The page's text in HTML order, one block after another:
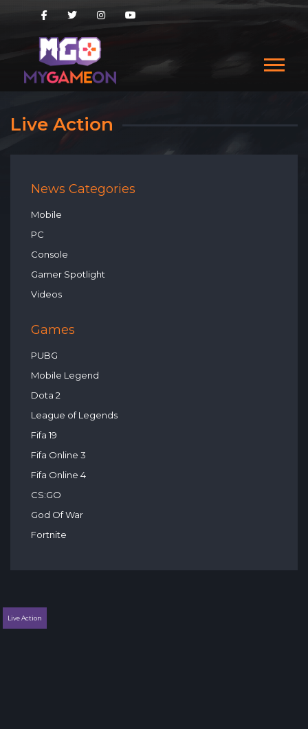
Live Action
News Categories
Mobile
PC
Console
Gamer Spotlight
Videos
Games
PUBG
Mobile Legend
Dota 2
League of Legends
Fifa 19
Fifa Online 3
Fifa Online 4
CS:GO
God Of War
Fortnite
Live Action